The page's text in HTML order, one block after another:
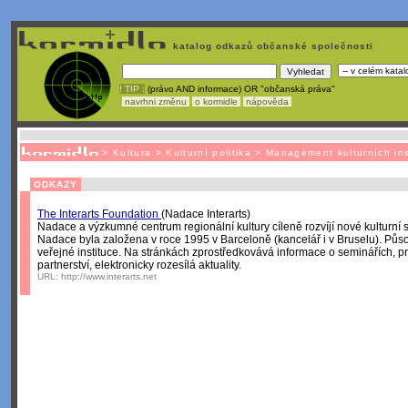
katalog odkazů občanské společnosti
! TIP : (právo AND informace) OR "občanská práva"
navrhni změnu
o kormidle nápověda
> Kultura > Kulturní politika > Management kulturních
ODKAZY
The Interarts Foundation (Nadace Interarts)
Nadace a výzkumné centrum regionální kultury cíleně rozvíjí nové kulturní
Nadace byla založena v roce 1995 v Barceloně (kancelář i v Bruselu).
veřejné instituce. Na stránkách zprostředkovává informace o seminářích,
partnerství, elektronicky rozesílá aktuality.
URL: http://www.interarts.net